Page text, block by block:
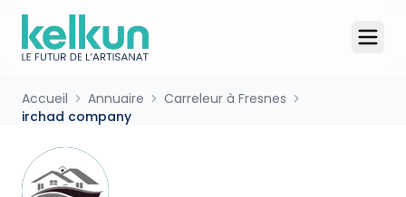
Accueil Annuaire
Carreleur à Fresnes
irchad company